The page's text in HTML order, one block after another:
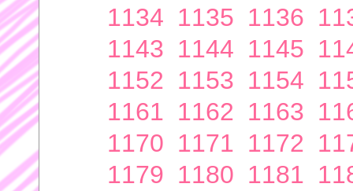
1134 1135 1136
1143 1144 1145
1152 1153 1154
1161 1162 1163
1170 1171 1172
1179 1180 1181